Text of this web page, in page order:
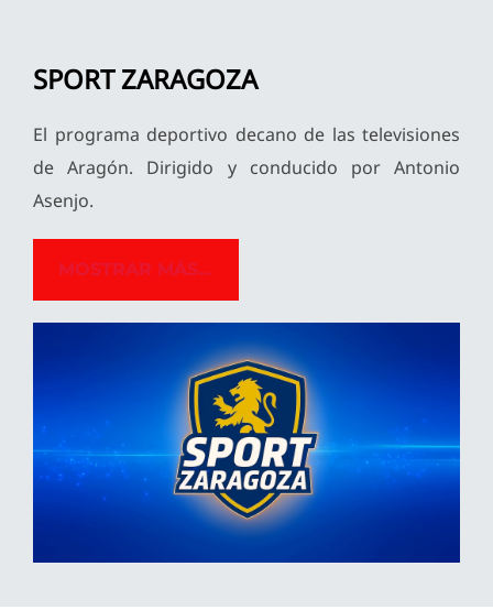
SPORT ZARAGOZA
El programa deportivo decano de las televisiones
de Aragón. Dirigido y conducido por Antonio
Asenjo.
MOSTRAR MÁS…